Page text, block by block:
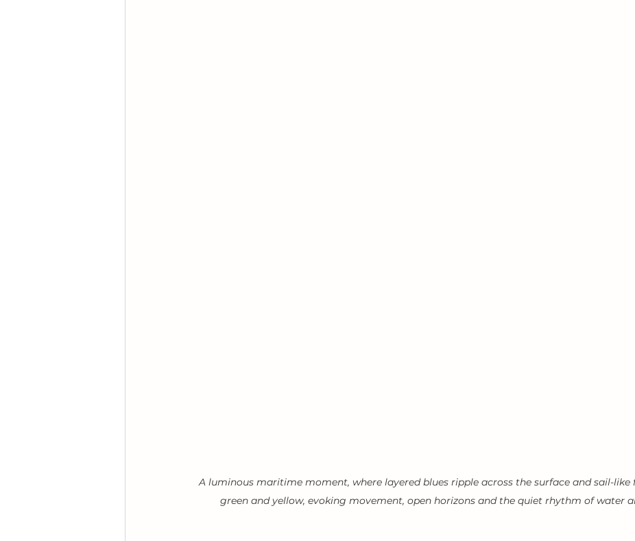
A luminous maritime moment, where layered blues ripple across the surface and sail-like
green and yellow, evoking movement, open horizons and the quiet rhythm of water